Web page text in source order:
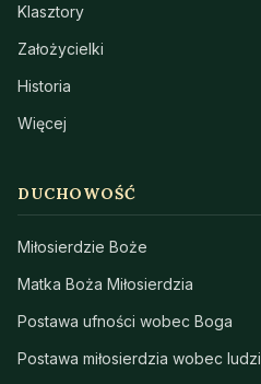
Klasztory
Założycielki
Historia
Więcej
DUCHOWOŚĆ
Miłosierdzie Boże
Matka Boża Miłosierdzia
Postawa ufności wobec Boga
Postawa miłosierdzia wobec ludzi